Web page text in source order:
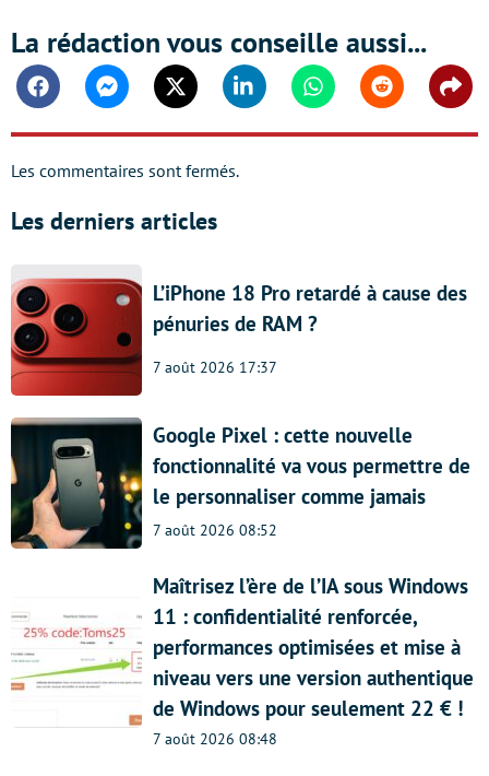
La rédaction vous conseille aussi...
FacebookMessengerTwitter Linkedin WhatsappReddit
Les commentaires sont fermés.
Les derniers articles
L’iPhone 18 Pro retardé à cause des
pénuries de RAM ?
7 août 2026 17:37
Google Pixel : cette nouvelle
fonctionnalité va vous permettre de
le personnaliser comme jamais
7 août 2026 08:52
Maîtrisez l’ère de l’IA sous Windows
11 : confidentialité renforcée,
performances optimisées et mise à
niveau vers une version authentique
de Windows pour seulement 22 € !
7 août 2026 08:48